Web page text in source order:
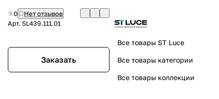
0
Нет отзывов
Арт. SL439.111.01
Заказать
Все товары ST Luce
Все товары категории
Все товары коллекции